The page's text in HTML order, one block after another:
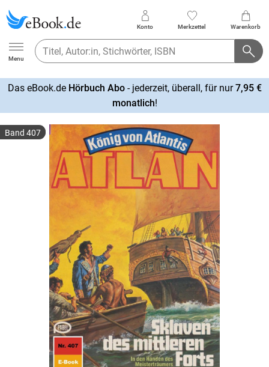
Ebook.de
Menu
Konto Merkzettel Warenkorb
Das eBook.de Hörbuch Abo- jederzeit, überall, für nur7,95 €
monatlich!
Band 407